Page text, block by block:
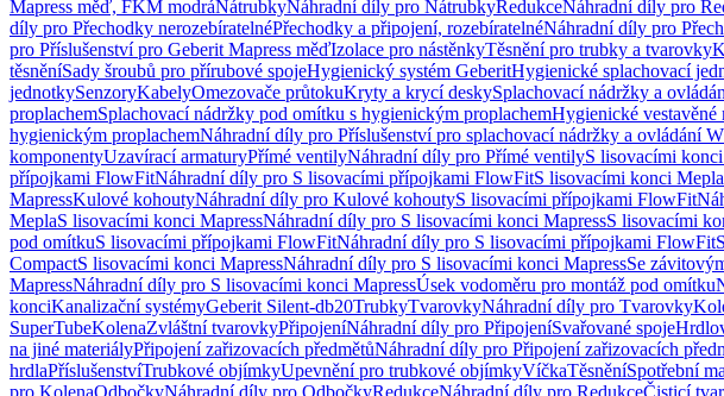
Mapress měď, FKM modráNátrubkyNáhradní díly pro NátrubkyRedukceNáhradní díly pro
díly pro Přechodky nerozebíratelnéPřechodky a připojení, rozebíratelnéNáhradní díly pro
pro Příslušenství pro Geberit Mapress měďIzolace pro nástěnkyTěsnění pro trubky a tvarovky
těsněníSady šroubů pro přírubové spojeHygienický systém GeberitHygienické splachovací
jednotkySenzoryKabelyOmezovače průtokuKryty a krycí deskySplachovací nádržky a
proplachemSplachovací nádržky pod omítku s hygienickým proplachemHygienické vestavěné
hygienickým proplachemNáhradní díly pro Příslušenství pro splachovací nádržky a ovládání
komponentyUzavírací armaturyPřímé ventilyNáhradní díly pro Přímé ventilyS lisovacími
přípojkami FlowFitNáhradní díly pro S lisovacími přípojkami FlowFitS lisovacími konci Mepla
MapressKulové kohoutyNáhradní díly pro Kulové kohoutyS lisovacími přípojkami FlowFit
MeplaS lisovacími konci MapressNáhradní díly pro S lisovacími konci MapressS lisovacími
pod omítkuS lisovacími přípojkami FlowFitNáhradní díly pro S lisovacími přípojkami FlowFit
CompactS lisovacími konci MapressNáhradní díly pro S lisovacími konci MapressSe
MapressNáhradní díly pro S lisovacími konci MapressÚsek vodoměru pro montáž pod omítku
konciKanalizační systémyGeberit Silent-db20TrubkyTvarovkyNáhradní díly pro Tvarovky
SuperTubeKolenaZvláštní tvarovkyPřipojeníNáhradní díly pro PřipojeníSvařované spoje
na jiné materiályPřipojení zařizovacích předmětůNáhradní díly pro Připojení zařizovacích
hrdlaPříslušenstvíTrubkové objímkyUpevnění pro trubkové objímkyVíčkaTěsněníSpotřební
pro KolenaOdbočkyNáhradní díly pro OdbočkyRedukceNáhradní díly pro RedukceČisticí